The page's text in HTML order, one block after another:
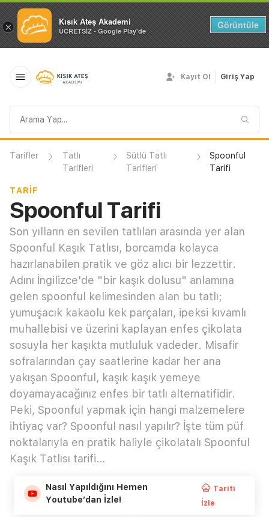
× Kısık Ateş Akademi
ÜCRETSİZ - Google Play'de
Görüntüle
sorgusu
Kayıt Ol Giriş Yap
Tarifler
Tatlı
Tarifleri
Sütlü Tatlı
Tarifleri
Spoonful
Tarifi
TARIF
Spoonful Tarifi
Son yılların en sevilen tatlıları arasında yer alan
Spoonful Kaşık Tatlısı, borcamda kolayca
hazırlanabilen pratik ve göz alıcı bir lezzettir.
Adını İngilizce'de "bir kaşık dolusu" anlamına
gelen spoonful kelimesinden alan bu tatlı;
yumuşacık kakaolu kek parçaları, ipeksi kıvamlı
muhallebisi ve üzerini kaplayan enfes çikolata
sosuyla her kaşıkta mutluluk vadeder. Misafir
sofralarından çay saatlerine kadar her ana
yakışan Spoonful, kaşık kaşık yemeye
doyamayacağınız enfes bir tatlı alternatifidir.
Peki, Spoonful yapmak için hangi malzemelere
ihtiyaç var? Spoonful nasıl yapılır? İşte tüm püf
noktalarıyla en pratik haliyle çikolatalı Spoonful
Kaşık Tatlısı tarifi…
Nasıl Yapıldığını Hemen
Youtube’dan İzle!
Tarifi
İzle